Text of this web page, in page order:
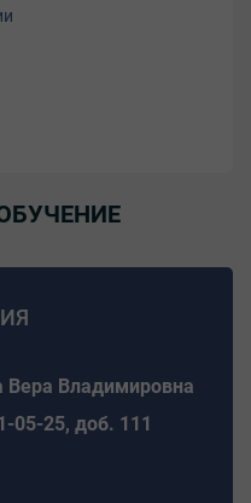
Вера Владимировна
05-25, доб. 111